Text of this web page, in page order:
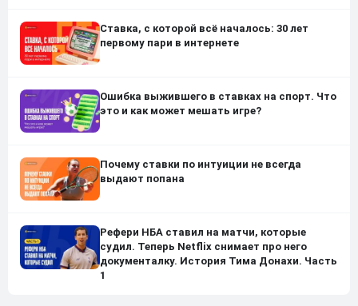
Ставка, с которой всё началось: 30 лет
первому пари в интернете
Ошибка выжившего в ставках на спорт. Что
это и как может мешать игре?
Почему ставки по интуиции не всегда
выдают попана
Рефери НБА ставил на матчи, которые
судил. Теперь Netflix снимает про него
документалку. История Тима Донахи. Часть
1